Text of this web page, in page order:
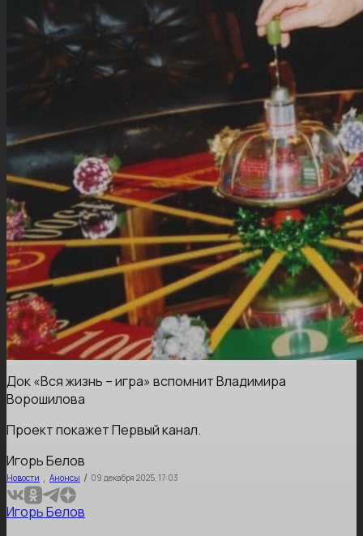
Док «Вся жизнь – игра» вспомнит Владимира
Ворошилова
Проект покажет Первый канал.
Игорь Белов
Новости , Анонсы / 09 декабря 2025, 17:03
Игорь Белов